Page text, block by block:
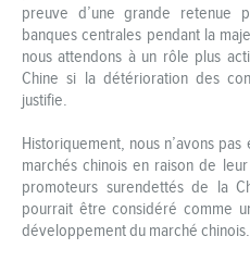
preuve d’une grande retenue
banques centrales pendant la
nous attendons à un rôle plus
Chine si la détérioration des
justifie.
Historiquement, nous n’avons
marchés chinois en raison de
promoteurs surendettés de la
pourrait être considéré comme
développement du marché chinois.